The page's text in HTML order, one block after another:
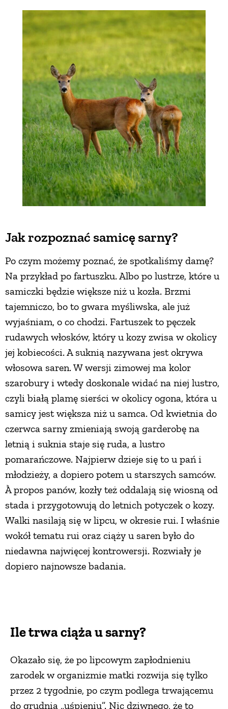
Jak rozpoznać samicę sarny?
Po czym możemy poznać, że spotkaliśmy damę?
Na przykład po fartuszku. Albo po lustrze, które u
samiczki będzie większe niż u kozła. Brzmi
tajemniczo, bo to gwara myśliwska, ale już
wyjaśniam, o co chodzi. Fartuszek to pęczek
rudawych włosków, który u kozy zwisa w okolicy
jej kobiecości. A suknią nazywana jest okrywa
włosowa saren. W wersji zimowej ma kolor
szarobury i wtedy doskonale widać na niej lustro,
czyli białą plamę sierści w okolicy ogona, która u
samicy jest większa niż u samca. Od kwietnia do
czerwca sarny zmieniają swoją garderobę na
letnią i suknia staje się ruda, a lustro
pomarańczowe. Najpierw dzieje się to u pań i
młodzieży, a dopiero potem u starszych samców.
À propos panów, kozły też oddalają się wiosną od
stada i przygotowują do letnich potyczek o kozy.
Walki nasilają się w lipcu, w okresie rui. I właśnie
wokół tematu rui oraz ciąży u saren było do
niedawna najwięcej kontrowersji. Rozwiały je
dopiero najnowsze badania.
Ile trwa ciąża u sarny?
Okazało się, że po lipcowym zapłodnieniu
zarodek w organizmie matki rozwija się tylko
przez 2 tygodnie, po czym podlega trwającemu
do grudnia „uśpieniu”. Nic dziwnego, że to